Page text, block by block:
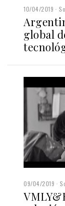
10/04/2019
global
09/04/2019